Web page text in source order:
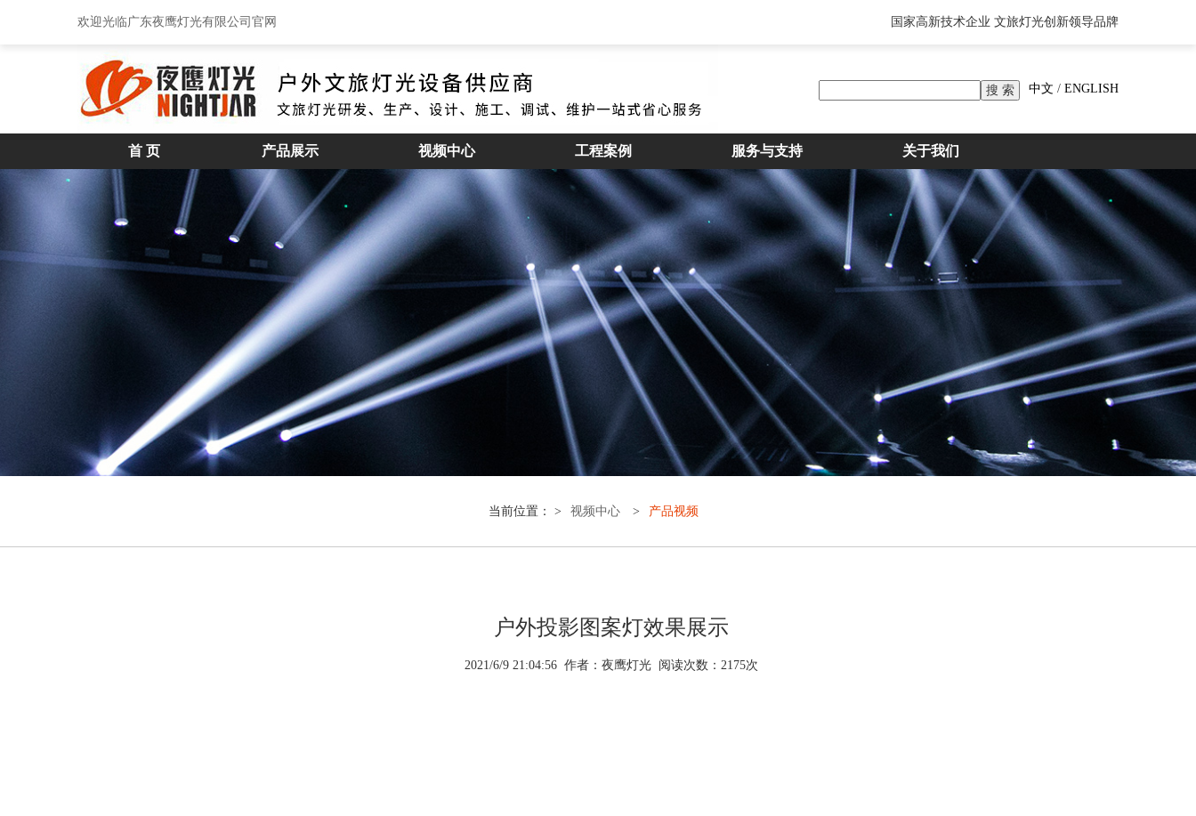
欢迎光临广东夜鹰灯光有限公司官网 国家高新技术企业 文旅灯光创新领导品牌
中文 / ENGLISH
首 页 产品展示 视频中心 工程案例 服务与支持 关于我们
当前位置： > 视频中心 > 产品视频
户外投影图案灯效果展示
2021/6/9 21:04:56 作者：夜鹰灯光 阅读次数： 2175次